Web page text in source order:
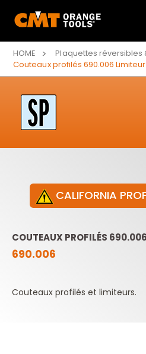
HOME
Plaquettes réversibles
Couteaux profilés 690.006
CALIFORNIA
COUTEAUX PROFILÉS
690.006
Couteaux profilés et limiteurs.